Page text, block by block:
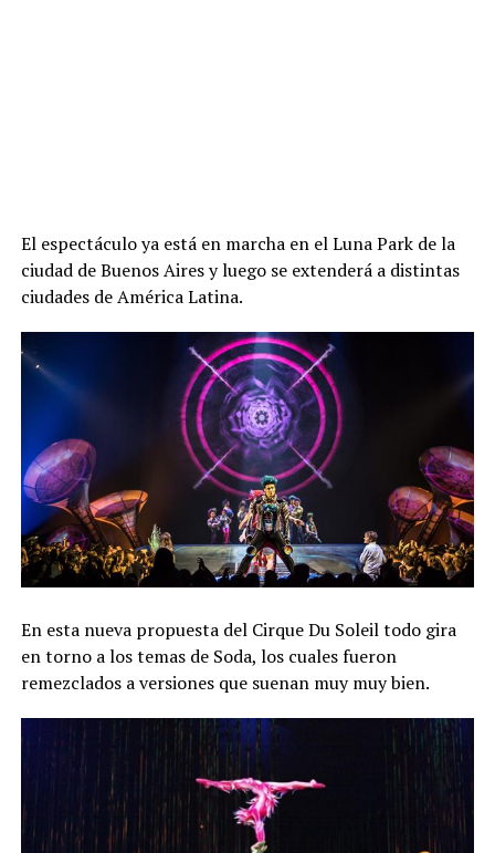
El espectáculo ya está en marcha en el Luna Park de la
ciudad de Buenos Aires y luego se extenderá a distintas
ciudades de América Latina.
En esta nueva propuesta del Cirque Du Soleil todo gira
en torno a los temas de Soda, los cuales fueron
remezclados a versiones que suenan muy muy bien.